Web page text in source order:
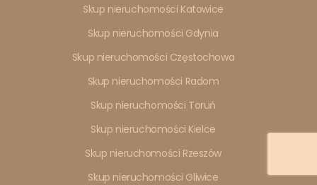
Skup nieruchomości Katowice
Skup nieruchomości Gdynia
Skup nieruchomości Częstochowa
Skup nieruchomości Radom
Skup nieruchomości Toruń
Skup nieruchomości Kielce
Skup nieruchomości Rzeszów
Skup nieruchomości Gliwice